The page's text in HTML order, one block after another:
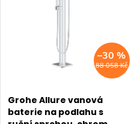
p
r
p
88 058 Kč
–30 %
Grohe Allure vanová
baterie na podlahu s